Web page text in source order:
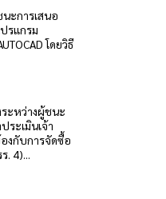
ะการเสนอ
รแกรม
โดยวิธี
ะหว่างผู้ชนะ
ระเมินเจ้า
งกับการจัดซื้อ
. 4)...